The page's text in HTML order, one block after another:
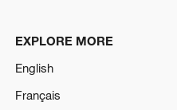
EXPLORE MORE
English
Français